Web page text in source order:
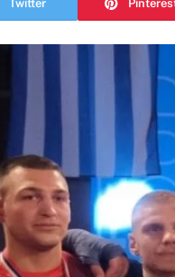
Twitter